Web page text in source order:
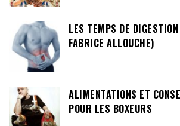
LES TEMPS DE
FABRICE ALLOUCHE)
ALIMENTATIONS ET
POUR LES BOXEURS